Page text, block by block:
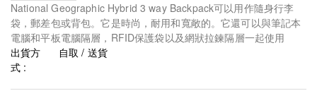
National Geographic Hybrid 3 way Backpack可以用作隨身行李
袋，郵差包或背​​包。它是時尚，耐用和寬敞的。它還可以與筆記本
電腦和平板電腦隔層，RFID保護袋以及網狀拉鍊隔層一起使用
出貨方
式 :
自取 / 送貨